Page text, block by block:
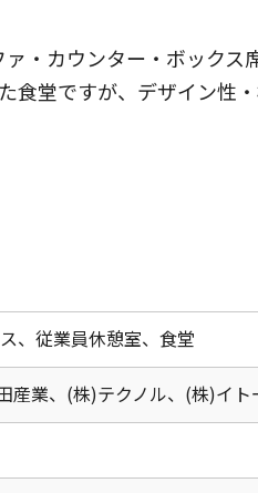
・カウンター・ボックス
食堂ですが、デザイン性
、従業員休憩室、食堂
産業、(株)テクノル、(株)イト